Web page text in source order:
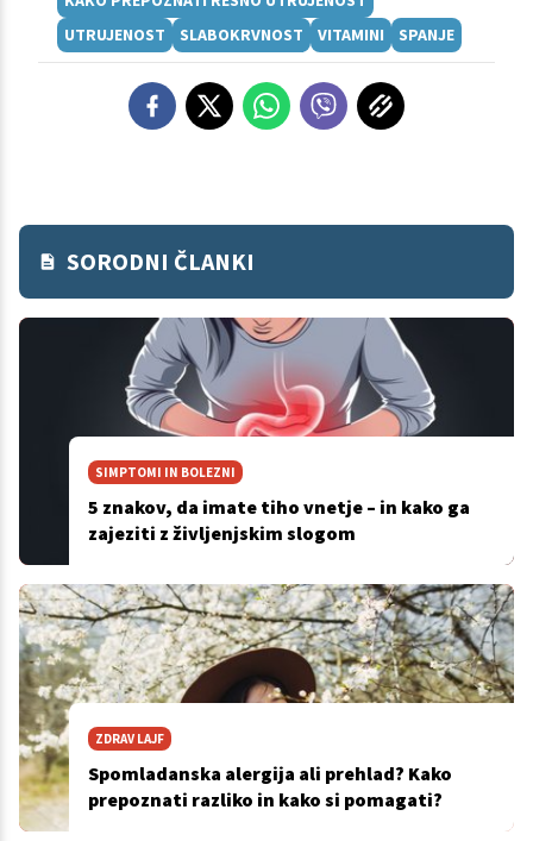
UTRUJENOST
SLABOKRVNOST VITAMINI SPANJE
SORODNI ČLANKI
SIMPTOMI IN BOLEZNI
5 znakov, da imate tiho vnetje – in kako ga
zajeziti z življenjskim slogom
ZDRAV LAJF
Spomladanska alergija ali prehlad? Kako
prepoznati razliko in kako si pomagati?